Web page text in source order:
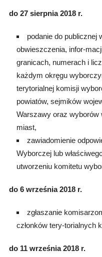
do 27 sierpnia 2018 r.
podanie do publicznej
obwieszczenia, infor-
granicach, numerach i
każdym okręgu
terytorialnej komisji
powiatów, sejmików
Warszawy oraz wyborów
miast,
zawiadomienie
Wyborczej lub
utworzeniu komitetu
do 6 września 2018 r.
zgłaszanie
członków tery-torialnych
do 11 września 2018 r.